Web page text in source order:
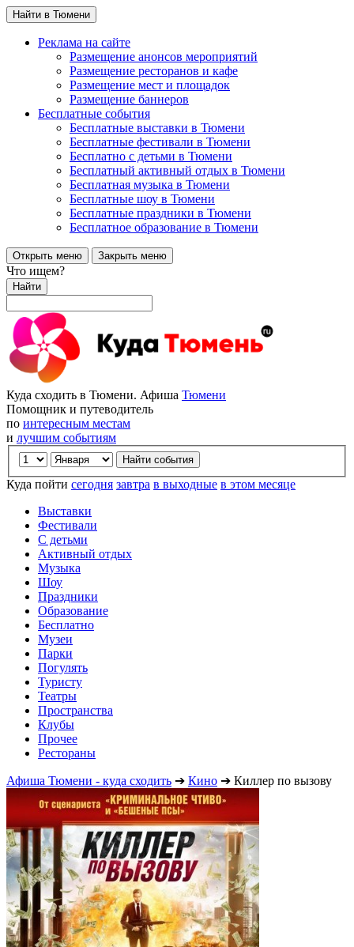
Найти в Тюмени
Реклама на сайте
Размещение анонсов мероприятий
Размещение ресторанов и кафе
Размещение мест и площадок
Размещение баннеров
Бесплатные события
Бесплатные выставки в Тюмени
Бесплатные фестивали в Тюмени
Бесплатно с детьми в Тюмени
Бесплатный активный отдых в Тюмени
Бесплатная музыка в Тюмени
Бесплатные шоу в Тюмени
Бесплатные праздники в Тюмени
Бесплатное образование в Тюмени
Открыть меню Закрыть меню
Что ищем?
Найти
Куда сходить в Тюмени. Афиша Тюмени
Помощник и путеводитель
по интересным местам
и лучшим событиям
Куда пойти сегодня завтра в выходные в этом месяце
Выставки
Фестивали
С детьми
Активный отдых
Музыка
Шоу
Праздники
Образование
Бесплатно
Музеи
Парки
Погулять
Туристу
Театры
Пространства
Клубы
Прочее
Рестораны
Афиша Тюмени - куда сходить ➔ Кино ➔ Киллер по вызову